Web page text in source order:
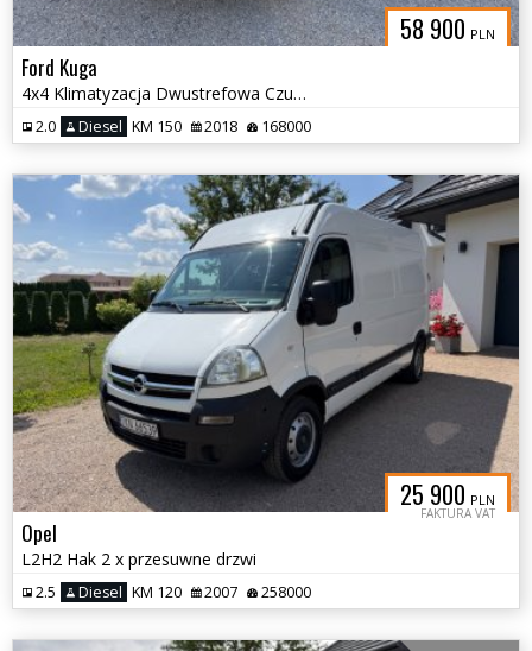
58 900 PLN
Ford Kuga
4x4 Klimatyzacja Dwustrefowa Czujniki Tempomat Nawigacja
2.0 Diesel KM 150 2018 168000
25 900 PLN
FAKTURA VAT
Opel
L2H2 Hak 2 x przesuwne drzwi
2.5 Diesel KM 120 2007 258000